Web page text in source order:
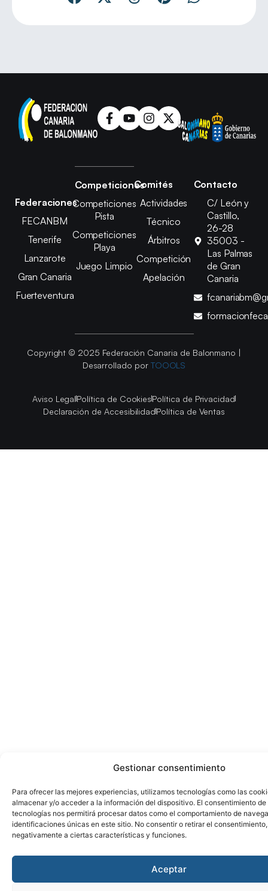
Gestionar consentimiento
Para ofrecer las mejores experiencias, utilizamos tecnologías como las
almacenar y/o acceder a la información del dispositivo. El consentimiento de
tecnologías nos permitirá procesar datos como el comportamiento de
identificaciones únicas en este sitio. No consentir o retirar el
negativamente a ciertas características y funciones.
Aceptar
Federaciones
FECANBM
Tenerife
Lanzarote
Gran Canaria
Fuerteventura
Competiciones
Competiciones
Pista
Competiciones
Playa
Juego Limpio
Comités
Actividades
Técnico
Árbitros
Competición
Apelación
Contacto
C/ León y
Castillo,
26-28
35003 -
Las Palmas
de Gran
Canaria
Copyright © 2025 Federación Canaria de Balonmano |
Desarrollado por TOOOLS
Aviso LegalPolítica de CookiesPolítica de Privacidad
Declaración de AccesibilidadPolítica de Ventas